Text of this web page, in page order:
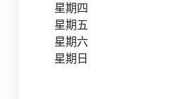
星期四
星期五
星期六
星期日